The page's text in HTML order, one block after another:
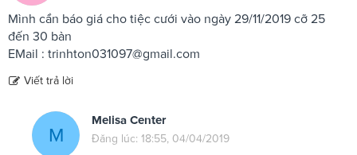
Mình cần báo giá cho tiệc cưới vào ngày 29/11/2019 cỡ 25
đến 30 bàn
EMail : trinhton031097@gmail.com
Viết trả lời
M
Melisa Center
Đăng lúc: 18:55, 04/04/2019